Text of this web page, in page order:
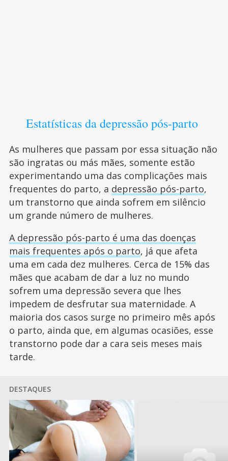
Estatísticas da depressão pós-parto
As mulheres que passam por essa situação não
são ingratas ou más mães, somente estão
experimentando uma das complicações mais
frequentes do parto, a depressão pós-parto,
um transtorno que ainda sofrem em silêncio
um grande número de mulheres.
A depressão pós-parto é uma das doenças
mais frequentes após o parto, já que afeta
uma em cada dez mulheres. Cerca de 15% das
mães que acabam de dar a luz no mundo
sofrem uma depressão severa que lhes
impedem de desfrutar sua maternidade. A
maioria dos casos surge no primeiro mês após
o parto, ainda que, em algumas ocasiões, esse
transtorno pode dar a cara seis meses mais
tarde.
DESTAQUES